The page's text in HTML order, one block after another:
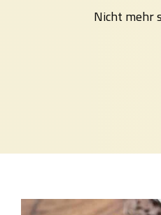
Nicht mehr